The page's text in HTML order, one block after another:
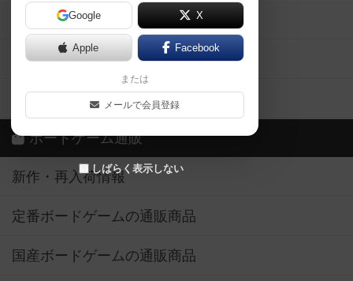
Google X
Apple Facebook
または
メールで会員登録
しばらく表示しない
ボドとも・会員一覧
ボードゲーム業界コラム
ボドゲーマご利用案内
ボードゲーム通販
新作・再入荷情報
定番ボードゲームの通販商品
国産ボードゲームの通販商品